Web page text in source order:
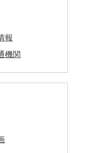
報
機関